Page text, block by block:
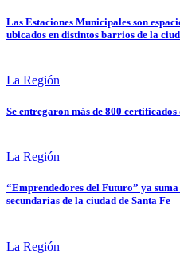
Las Estaciones Municipales son
ubicados en distintos barrios de la
La Región
Se entregaron más de 800
La Región
“Emprendedores del Futuro” ya
secundarias de la ciudad de Santa Fe
La Región